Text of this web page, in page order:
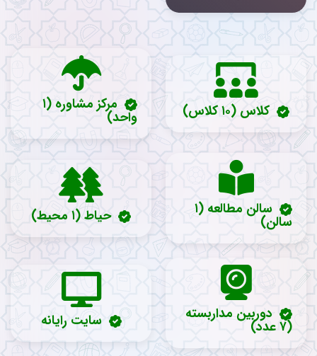
کلاس (۱۰ کلاس) مرکز مشاوره (۱
واحد)
سالن مطالعه (۱
سالن) حیاط (۱ محیط)
دوربین مداربسته
(۷ عدد) سایت رایانه